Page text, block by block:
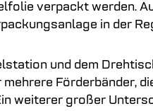
verpackt werden.
in der
und dem
mehrere Förderbänder,
weiterer großer